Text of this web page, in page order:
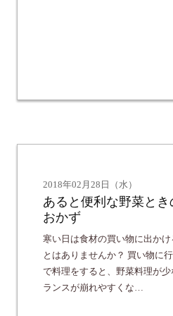
2018年02月28日（水）
あると便利な野菜とき
おかず
寒い日は食材の買い物に出か
とはありませんか？ 買い物に
で料理をすると、野菜料理が
ランスが崩れやすくな…